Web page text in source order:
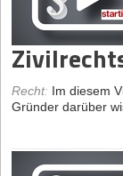
Recht: Im diesem
Gründer darüber